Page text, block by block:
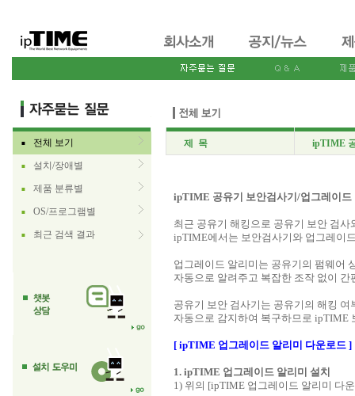
■ 전체 보기
■ 설치/장애별
■ 제품 분류별
■ OS/프로그램별
■ 최근 검색 결과
제 목 ipTIME
ipTIME 공유기 보안검사기/업그레이드
최근 공유기 해킹으로 공유기 보안 검
ipTIME에서는 보안검사기와 업그레이
업그레이드 알리미는 공유기의 펌웨어
자동으로 알려주고 복잡한 조작 없이
공유기 보안 검사기는 공유기의 해킹
자동으로 감지하여 복구하므로 ipTIME
[ ipTIME 업그레이드 알리미 다운로드 ]
1. ipTIME 업그레이드 알리미 설치
1) 위의 [ipTIME 업그레이드 알리미 다